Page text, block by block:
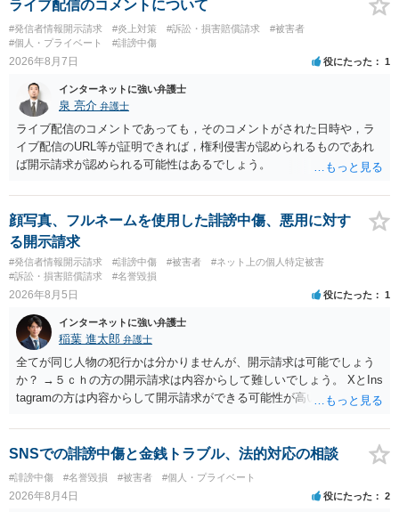
ライブ配信のコメントについて
#発信者情報開示請求 #炎上対策 #訴訟・損害賠償請求
#被害者
#個人・プライベート
#誹謗中傷
2026年8月7日 役にたった 1
インターネットに強い弁護士
泉 亮介 弁護士
ライブ配信のコメントであっても，そのコメントがされた日時や，ラ
イブ配信のURL等が証明できれば，権利侵害が認められるものであれ
ば開示請求が認められる可能性はあるでしょう。
顔写真、フルネームを使用した誹謗中傷、悪用に対す
る開示請求
#発信者情報開示請求 #誹謗中傷 #被害者
#ネット上の個人特定被害
#訴訟・損害賠償請求
#名誉毀損
2026年8月5日 役にたった 1
インターネットに強い弁護士
稲葉 進太郎 弁護士
全てが同じ人物の犯行かは分かりませんが、開示請求は可能でしょう
か？ →５ｃｈの方の開示請求は内容からして難しいでしょう。 XとIns
tagramの方は内容からして開示請求ができる可能性が高いでしょう。
いでしょう。７月中にアカウントが削除されている場合、今から進め
ても失敗する可能性が高いように思われます。 相手を特定できた場
合、相手に全ての弁護士費用を負担させることは可能でしょうか？ →
訴訟外の交渉で相手方が認めれば負担させることができるでしょう。
訴訟で判決となった場合は、実際の弁護士費用が認められる場合と認
SNSでの誹謗中傷と金銭トラブル、法的対応の相談
#誹謗中傷 #名誉毀損 #被害者 #個人・プライベート
2026年8月4日 役にたった 2